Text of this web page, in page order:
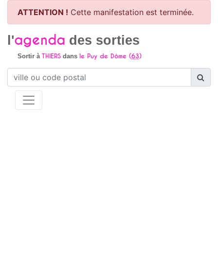
ATTENTION ! Cette manifestation est terminée.
l'agenda des sorties
Sortir à THIERSdans le Puy de Dôme (63)